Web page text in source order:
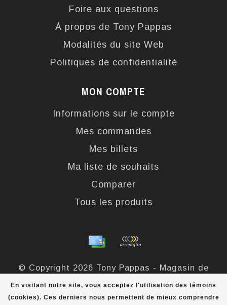
En visitant notre site, vous acceptez l'utilisation des témoins
(cookies). Ces derniers nous permettent de mieux comprendre
Foire aux questions
À propos de Tony Pappas
Modalités du site Web
Politiques de confidentialité
MON COMPTE
Informations sur le compte
Mes commandes
Mes billets
Ma liste de souhaits
Comparer
Tous les produits
© Copyright 2026 Tony Pappas - Magasin de
bottes et chaussures - Powered byLightspeed-
Theme byDyvelopment